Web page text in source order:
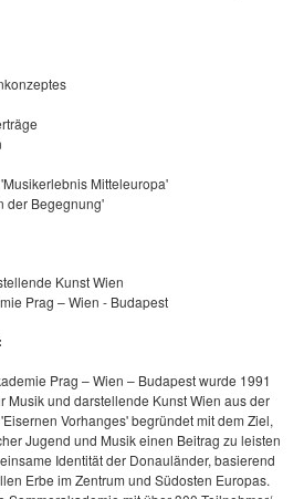
Mitteleuropa'
der Begegnung'
Kunst Wien
Prag – Wien - Budapest
Prag – Wien – Budapest wurde 1991
Musik und darstellende Kunst Wien aus der
Vorhanges' begründet mit dem Ziel,
Jugend und Musik einen Beitrag zu leisten
Identität der Donauländer, basierend
Erbe im Zentrum und Südosten Europas.